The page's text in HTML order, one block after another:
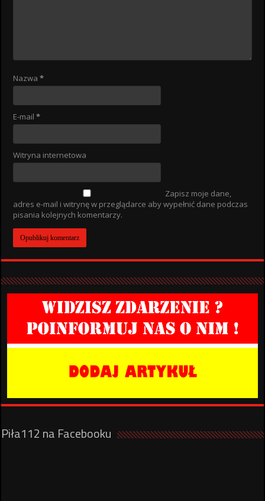
Nazwa*
E-mail*
Witryna internetowa
Zapisz moje dane,
adres e-mail i witrynę w przeglądarce aby wypełnić dane podczas
pisania kolejnych komentarzy.
Piła112 na Facebooku